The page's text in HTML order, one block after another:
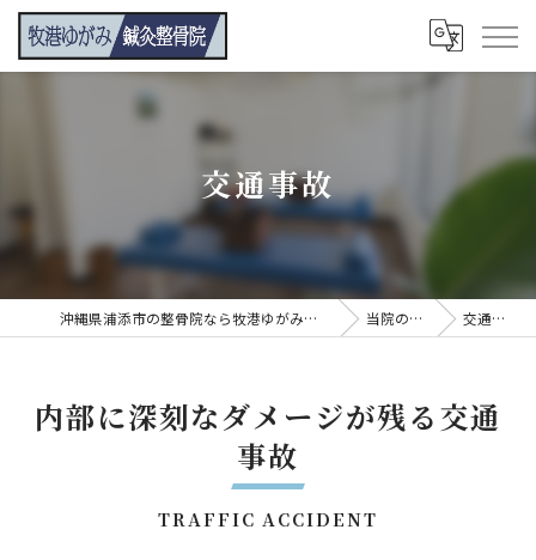
交通事故
沖縄県浦添市の整骨院なら牧港ゆがみ鍼灸整骨院 当院の特徴 交通事故
内部に深刻なダメージが残る交通
事故
TRAFFIC ACCIDENT